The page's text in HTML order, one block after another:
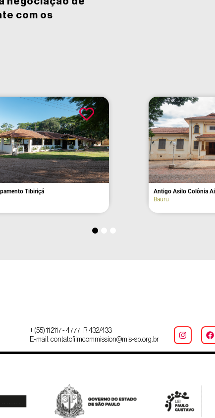
com os
Avenida Nove de Julho, n° 129 (fachada)
+ (55) 11 2117 - 4777 R 432/433
E-mail: contatofilmcommission@mis-sp.org.br